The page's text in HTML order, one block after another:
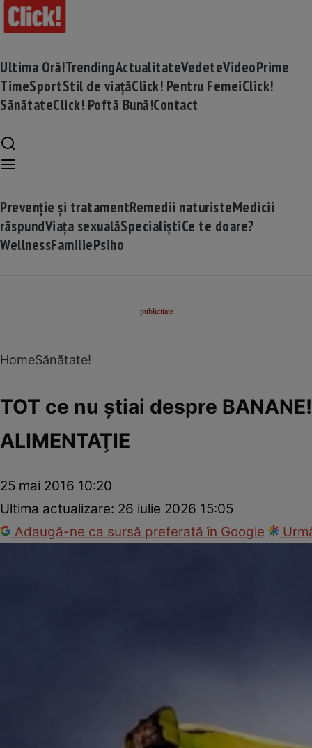
Ultima Oră!TrendingActualitateVedeteVideoPrime
TimeSportStil de viațăClick! Pentru FemeiClick!
SănătateClick! Poftă Bună!Contact
Prevenție și tratamentRemedii naturisteMedicii
răspundViața sexualăSpecialiștiCe te doare?
WellnessFamiliePsiho
HomeSănătate!
TOT ce nu ştiai despre
ALIMENTAŢIE
25 mai 2016 10:20
Ultima actualizare: 26 iulie 2026 15:05
Adaugă-ne ca sursă preferată în Google